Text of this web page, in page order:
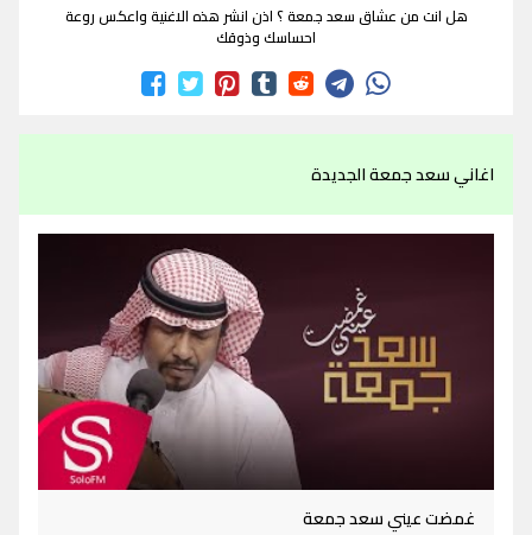
هل انت من عشاق سعد جمعة ؟ اذن انشر هذه الاغنية واعكس روعة
احساسك وذوقك
اغاني سعد جمعة الجديدة
غمضت عيني سعد جمعة